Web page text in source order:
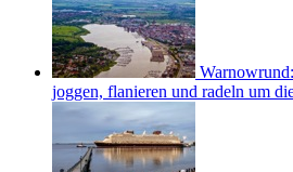
joggen, flanieren und radeln um